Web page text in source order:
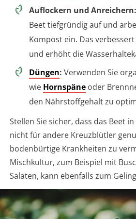
Auflockern und Anreichern:
Beet tiefgründig auf und
Kompost ein. Das
und erhöht die
Düngen: Verwenden Sie
wie Hornspäne oder
den Nährstoffgehalt zu
Stellen Sie sicher, dass das Beet
nicht für andere Kreuzblütler
bodenbürtige Krankheiten zu
Mischkultur, zum Beispiel mit
Salaten, kann ebenfalls zum